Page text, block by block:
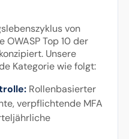
von
Top 10 der
Unsere
Kategorie wie folgt:
Rollenbasierter
verpflichtende MFA